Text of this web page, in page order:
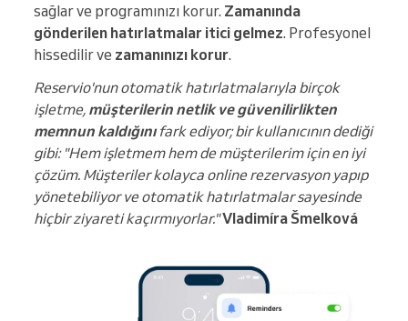
sağlar ve programınızı korur. Zamanında
gönderilen hatırlatmalar itici gelmez. Profesyonel
hissedilir ve zamanınızı korur.
Reservio'nun otomatik hatırlatmalarıyla birçok
işletme, müşterilerin netlik ve güvenilirlikten
memnun kaldığınıfark ediyor; bir kullanıcının dediği
gibi: "Hem işletmem hem de müşterilerim için en iyi
çözüm. Müşteriler kolayca online rezervasyon yapıp
yönetebiliyor ve otomatik hatırlatmalar sayesinde
hiçbir ziyareti kaçırmıyorlar."Vladimíra Šmelková